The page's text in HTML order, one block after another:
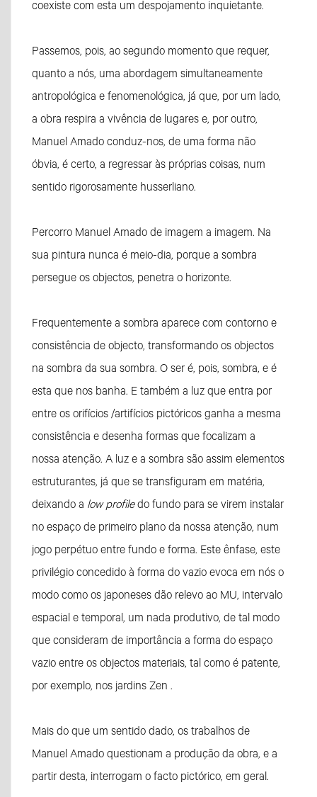
coexiste com esta um despojamento inquietante.
Passemos, pois, ao segundo momento que requer,
quanto a nós, uma abordagem simultaneamente
antropológica e fenomenológica, já que, por um lado,
a obra respira a vivência de lugares e, por outro,
Manuel Amado conduz-nos, de uma forma não
óbvia, é certo, a regressar às próprias coisas, num
sentido rigorosamente husserliano.
Percorro Manuel Amado de imagem a imagem. Na
sua pintura nunca é meio-dia, porque a sombra
persegue os objectos, penetra o horizonte.
Frequentemente a sombra aparece com contorno e
consistência de objecto, transformando os objectos
na sombra da sua sombra. O ser é, pois, sombra, e é
esta que nos banha. E também a luz que entra por
entre os orifícios /artifícios pictóricos ganha a mesma
consistência e desenha formas que focalizam a
nossa atenção. A luz e a sombra são assim elementos
estruturantes, já que se transfiguram em matéria,
deixando a low profiledo fundo para se virem instalar
no espaço de primeiro plano da nossa atenção, num
jogo perpétuo entre fundo e forma. Este ênfase, este
privilégio concedido à forma do vazio evoca em nós o
modo como os japoneses dão relevo ao MU, intervalo
espacial e temporal, um nada produtivo, de tal modo
que consideram de importância a forma do espaço
vazio entre os objectos materiais, tal como é patente,
por exemplo, nos jardins Zen .
Mais do que um sentido dado, os trabalhos de
Manuel Amado questionam a produção da obra, e a
partir desta, interrogam o facto pictórico, em geral.